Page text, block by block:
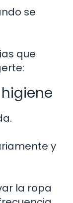
se
que
y
la ropa